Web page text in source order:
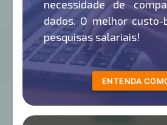
necessidade de
dados. O melhor custo-
pesquisas salariais!
ENTENDA